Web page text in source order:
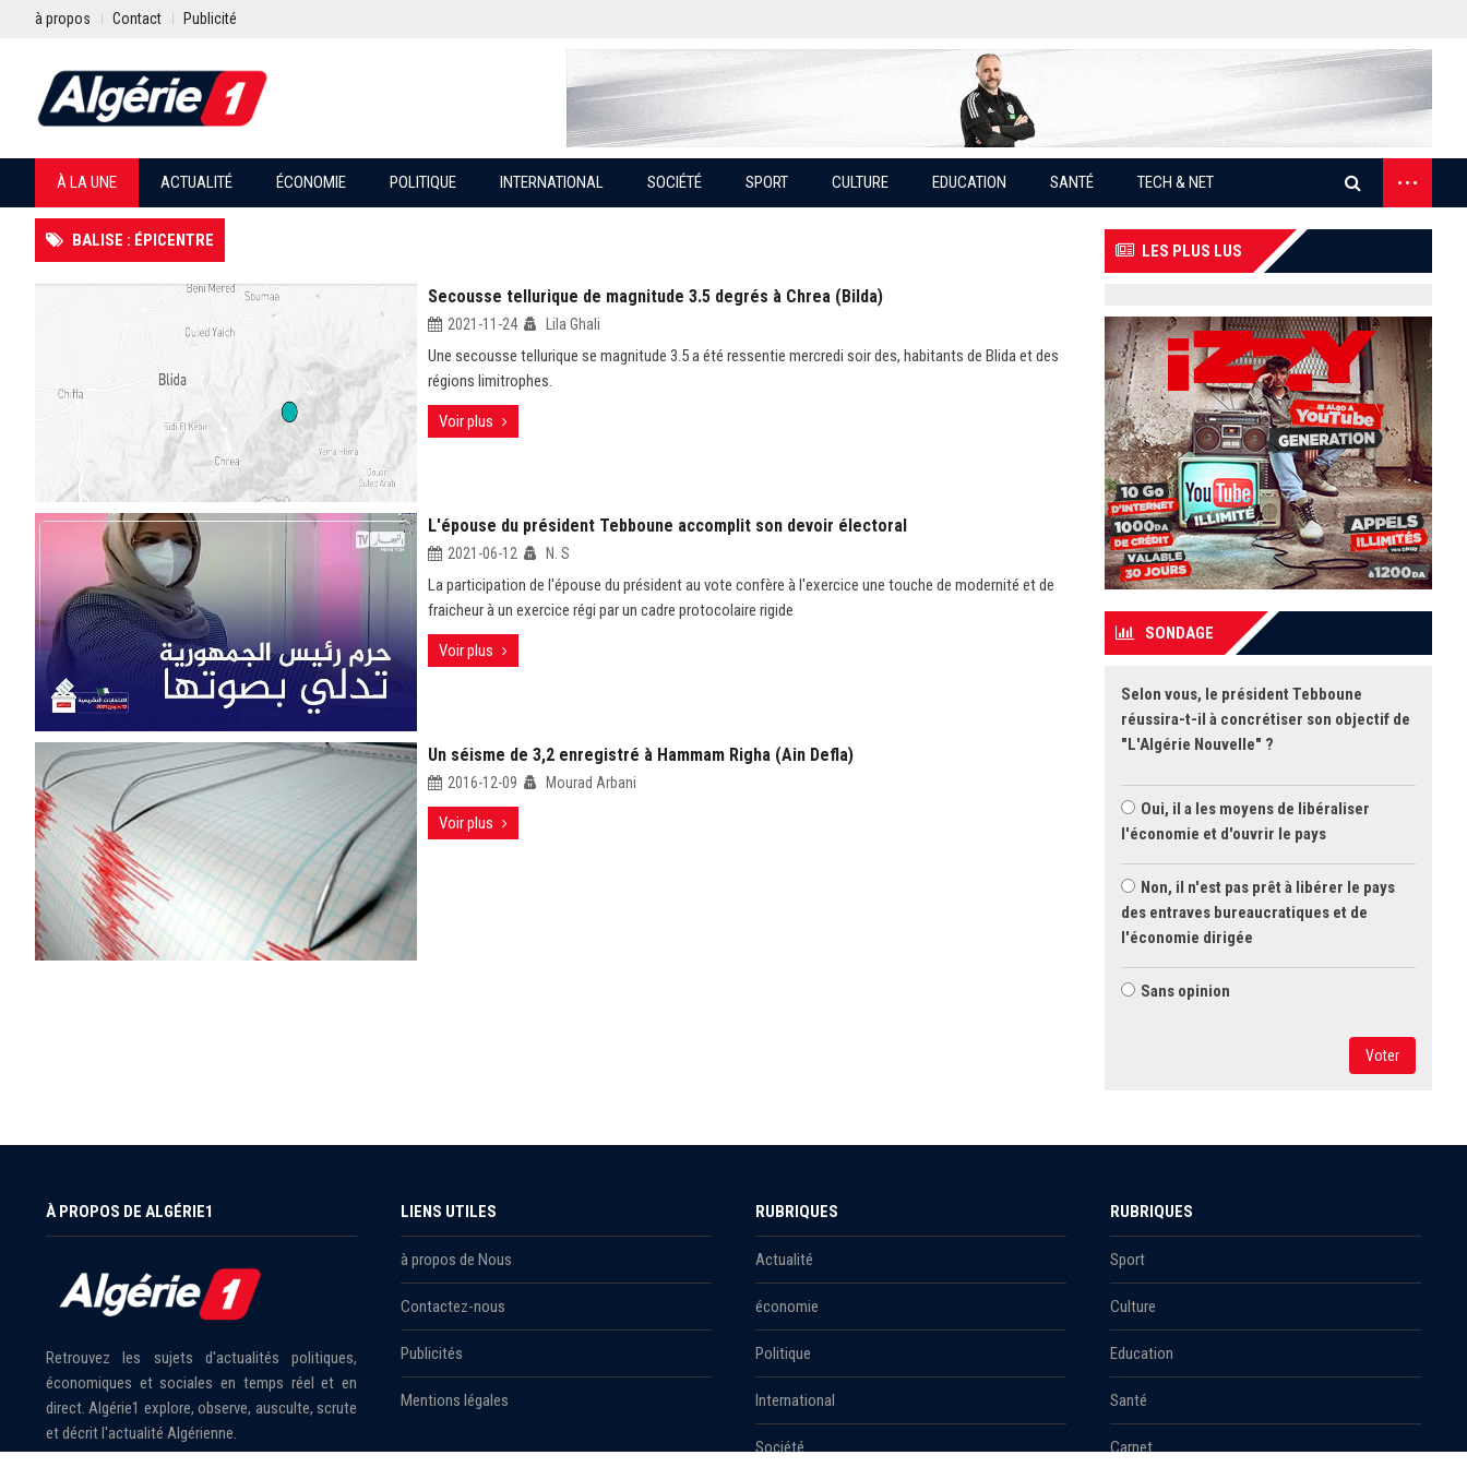
à propos Contact Publicité
À LA UNE ACTUALITÉ ÉCONOMIE POLITIQUE INTERNATIONAL SOCIÉTÉ SPORT CULTURE EDUCATION SANTÉ TECH & NET ...
BALISE : ÉPICENTRE
Secousse tellurique de magnitude 3.5 degrés à Chrea (Bilda)
2021-11-24 Lila Ghali
Une secousse tellurique se magnitude 3.5 a été ressentie mercredi soir des, habitants de Blida et des
régions limitrophes.
Voir plus
L'épouse du président Tebboune accomplit son devoir électoral
2021-06-12 N. S
La participation de l'épouse du président au vote confère à l'exercice une touche de modernité et de
fraicheur à un exercice régi par un cadre protocolaire rigide
Voir plus
Un séisme de 3,2 enregistré à Hammam Righa (Ain Defla)
2016-12-09 Mourad Arbani
Voir plus
LES PLUS LUS
SONDAGE
Selon vous, le président Tebboune
réussira-t-il à concrétiser son objectif de
"L'Algérie Nouvelle" ?
Oui, il a les moyens de libéraliser
l'économie et d'ouvrir le pays
Non, il n'est pas prêt à libérer le pays
des entraves bureaucratiques et de
l'économie dirigée
Sans opinion
Voter
À PROPOS DE ALGÉRIE1
Retrouvez les sujets d'actualités politiques,
économiques et sociales en temps réel et en
direct. Algérie1 explore, observe, ausculte, scrute
et décrit l'actualité Algérienne.
LIENS UTILES
à propos de Nous
Contactez-nous
Publicités
Mentions légales
RUBRIQUES
Actualité
économie
Politique
International
Société
RUBRIQUES
Sport
Culture
Education
Santé
Carnet